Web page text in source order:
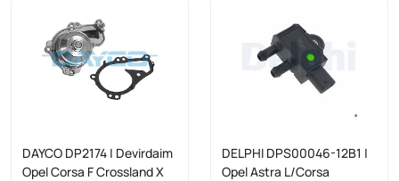
DAYCO DP2174 | Devirdaim
Opel Corsa F Crossland X
DELPHI DPS00046-12B1 |
Opel Astra L/Corsa